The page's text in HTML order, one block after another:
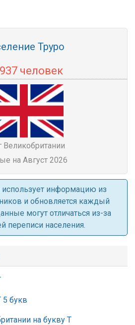
Труро
человек
Великобритании
на Август 2026
использует информацию из
и обновляется каждый
могут отличаться из-за
переписи населения.
5 букв
на букву Т